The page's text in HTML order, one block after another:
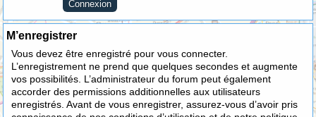
M’enregistrer
Vous devez être enregistré pour vous connecter.
L’enregistrement ne prend que quelques secondes et augmente
vos possibilités. L’administrateur du forum peut également
accorder des permissions additionnelles aux utilisateurs
enregistrés. Avant de vous enregistrer, assurez-vous d’avoir pris